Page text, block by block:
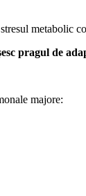
pragul de
majore: